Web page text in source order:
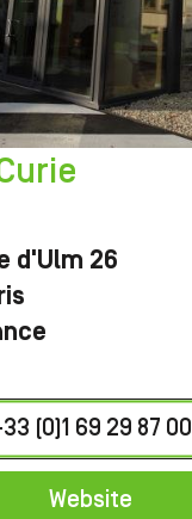
d'Ulm 26
(0)1 69 29 87 00
Website